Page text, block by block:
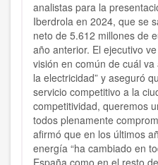
analistas para la
Iberdrola en 2024, que se
neto de 5.612 millones de
año anterior. El ejecutivo
visión en común de cuál
la electricidad” y aseguró
servicio competitivo a la
competitividad, queremos
todos plenamente
afirmó que en los últimos
energía “ha cambiado en